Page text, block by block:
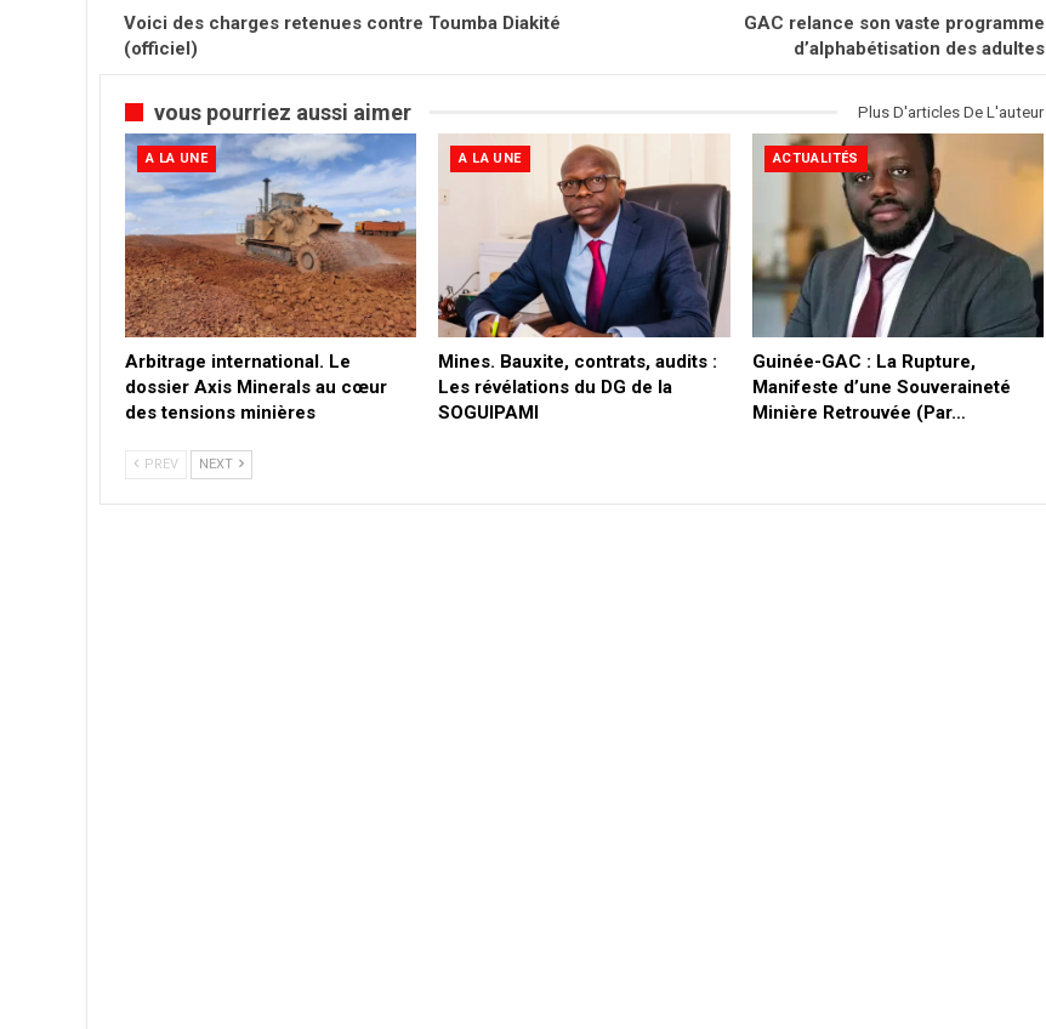
Voici des charges retenues contre Toumba Diakité
(officiel)
GAC relance son vaste programme
d’alphabétisation des adultes
vous pourriez aussi aimer Plus D'articles De L'auteur
A LA UNE
Arbitrage international. Le
dossier Axis Minerals au cœur
des tensions minières
A LA UNE
Mines. Bauxite, contrats, audits :
Les révélations du DG de la
SOGUIPAMI
ACTUALITÉS
Guinée-GAC : La Rupture,
Manifeste d’une Souveraineté
Minière Retrouvée (Par…
PREV NEXT